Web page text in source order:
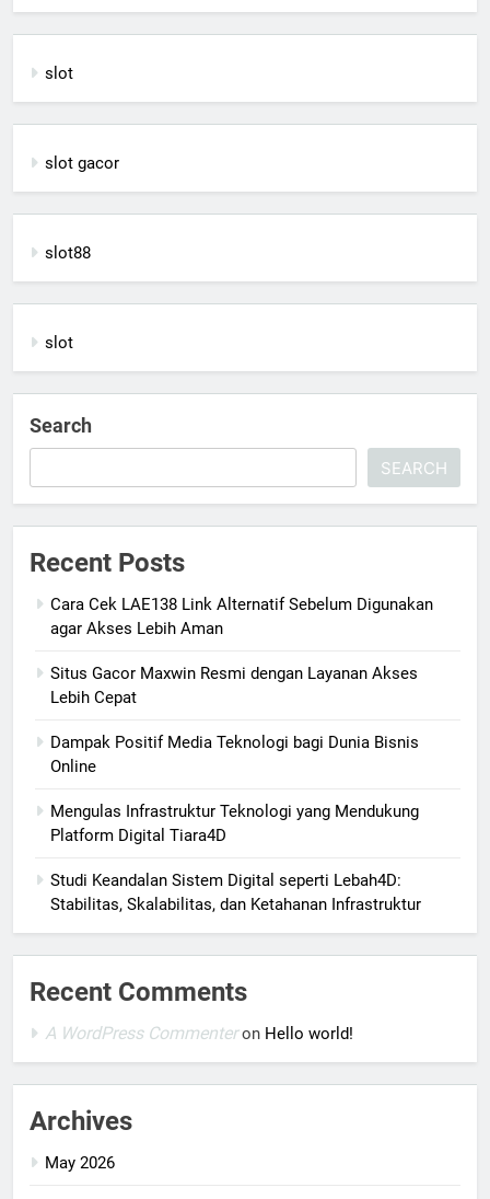
slot
slot gacor
slot88
slot
Search
SEARCH
Recent Posts
Cara Cek LAE138 Link Alternatif Sebelum Digunakan
agar Akses Lebih Aman
Situs Gacor Maxwin Resmi dengan Layanan Akses
Lebih Cepat
Dampak Positif Media Teknologi bagi Dunia Bisnis
Online
Mengulas Infrastruktur Teknologi yang Mendukung
Platform Digital Tiara4D
Studi Keandalan Sistem Digital seperti Lebah4D:
Stabilitas, Skalabilitas, dan Ketahanan Infrastruktur
Recent Comments
A WordPress Commenteron Hello world!
Archives
May 2026